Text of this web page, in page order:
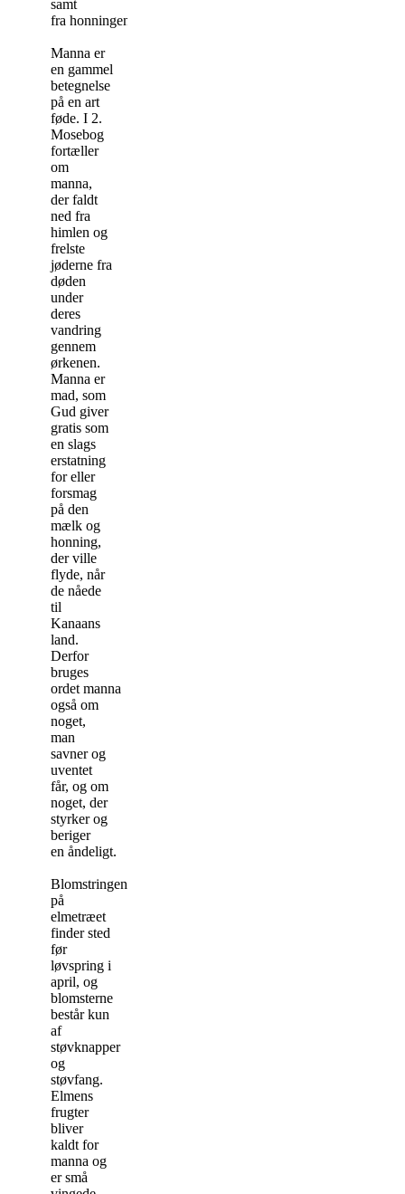
samt
fra honningen.
Manna er
en gammel
betegnelse
på en art
føde. I 2.
Mosebog
fortæller
om
manna,
der faldt
ned fra
himlen og
frelste
jøderne fra
døden
under
deres
vandring
gennem
ørkenen.
Manna er
mad, som
Gud giver
gratis som
en slags
erstatning
for eller
forsmag
på den
mælk og
honning,
der ville
flyde, når
de nåede
til
Kanaans
land.
Derfor
bruges
ordet manna
også om
noget,
man
savner og
uventet
får, og om
noget, der
styrker og
beriger
en åndeligt.
Blomstringen
på
elmetræet
finder sted
før
løvspring i
april, og
blomsterne
består kun
af
støvknapper
og
støvfang.
Elmens
frugter
bliver
kaldt for
manna og
er små